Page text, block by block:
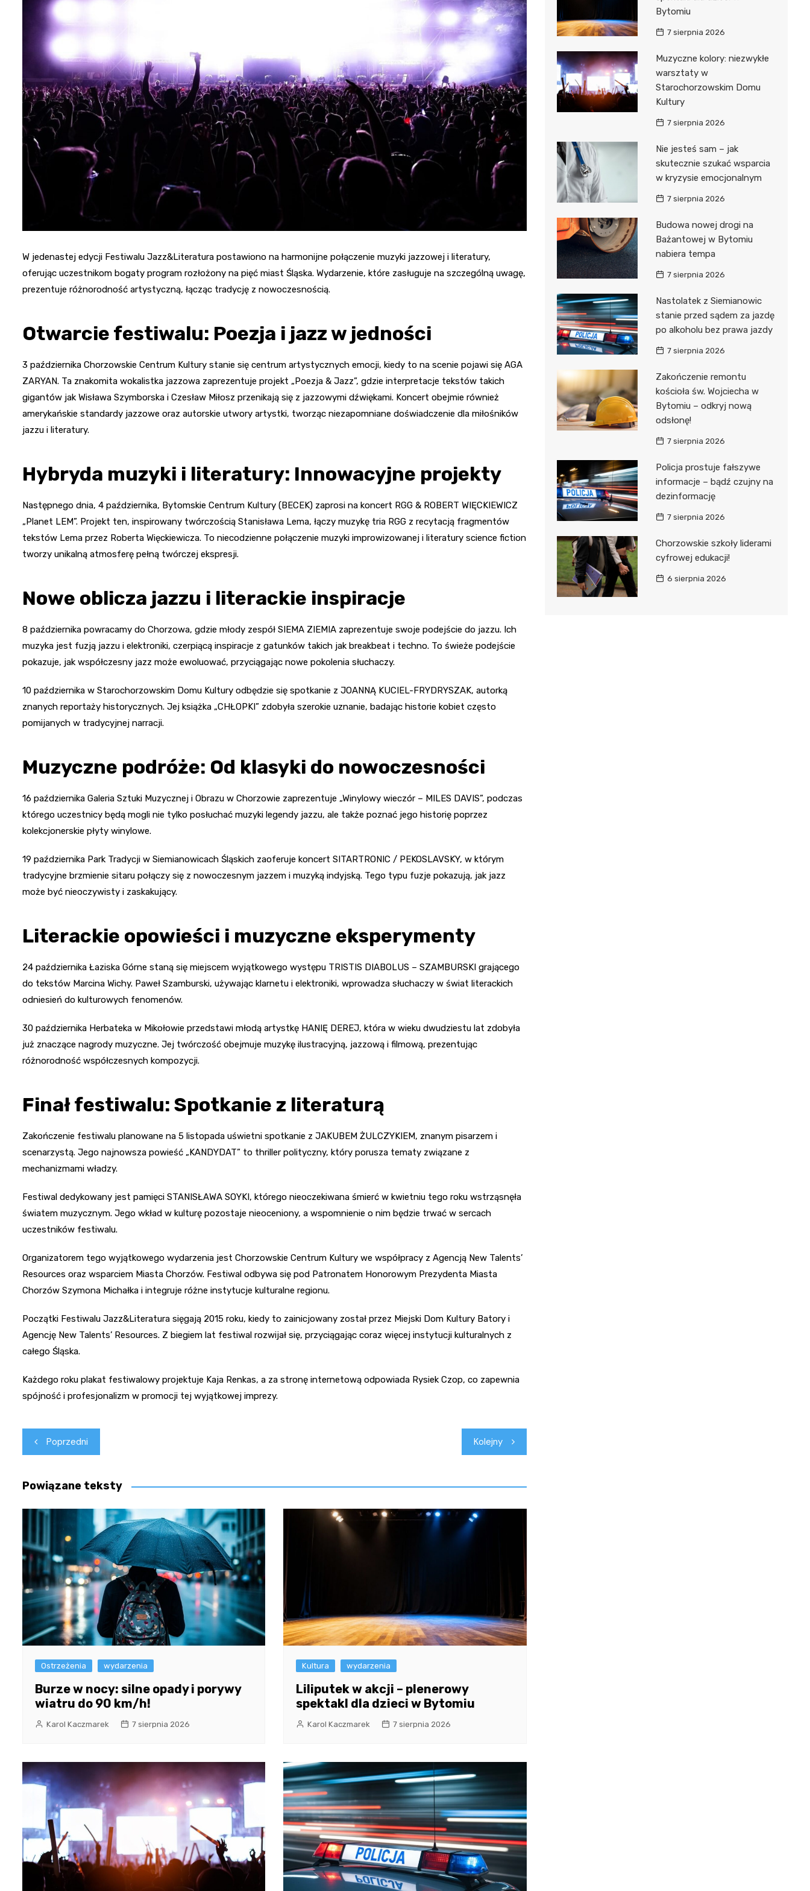
Fryzjer
Poczta
Kino
W jedenastej edycji Festiwalu Jazz&Literatura postawiono na harmonijne połączenie muzyki jazzowej i literatury,
oferując uczestnikom bogaty program rozłożony na pięć miast Śląska. Wydarzenie, które zasługuje na szczególną uwagę,
prezentuje różnorodność artystyczną, łącząc tradycję z nowoczesnością.
Otwarcie festiwalu: Poezja i jazz w jedności
3 października Chorzowskie Centrum Kultury stanie się centrum artystycznych emocji, kiedy to na scenie pojawi się AGA
ZARYAN. Ta znakomita wokalistka jazzowa zaprezentuje projekt „Poezja & Jazz”, gdzie interpretacje tekstów takich
gigantów jak Wisława Szymborska i Czesław Miłosz przenikają się z jazzowymi dźwiękami. Koncert obejmie również
amerykańskie standardy jazzowe oraz autorskie utwory artystki, tworząc niezapomniane doświadczenie dla miłośników
jazzu i literatury.
Hybryda muzyki i literatury: Innowacyjne projekty
Następnego dnia, 4 października, Bytomskie Centrum Kultury (BECEK) zaprosi na koncert RGG & ROBERT WIĘCKIEWICZ
„Planet LEM”. Projekt ten, inspirowany twórczością Stanisława Lema, łączy muzykę tria RGG z recytacją fragmentów
tekstów Lema przez Roberta Więckiewicza. To niecodzienne połączenie muzyki improwizowanej i literatury science fiction
tworzy unikalną atmosferę pełną twórczej ekspresji.
Nowe oblicza jazzu i literackie inspiracje
8 października powracamy do Chorzowa, gdzie młody zespół SIEMA ZIEMIA zaprezentuje swoje podejście do jazzu. Ich
muzyka jest fuzją jazzu i elektroniki, czerpiącą inspiracje z gatunków takich jak breakbeat i techno. To świeże podejście
pokazuje, jak współczesny jazz może ewoluować, przyciągając nowe pokolenia słuchaczy.
10 października w Starochorzowskim Domu Kultury odbędzie się spotkanie z JOANNĄ KUCIEL-FRYDRYSZAK, autorką
znanych reportaży historycznych. Jej książka „CHŁOPKI” zdobyła szerokie uznanie, badając historie kobiet często
pomijanych w tradycyjnej narracji.
Muzyczne podróże: Od klasyki do nowoczesności
16 października Galeria Sztuki Muzycznej i Obrazu w Chorzowie zaprezentuje „Winylowy wieczór – MILES DAVIS”, podczas
którego uczestnicy będą mogli nie tylko posłuchać muzyki legendy jazzu, ale także poznać jego historię poprzez
kolekcjonerskie płyty winylowe.
19 października Park Tradycji w Siemianowicach Śląskich zaoferuje koncert SITARTRONIC / PEKOSLAVSKY, w którym
tradycyjne brzmienie sitaru połączy się z nowoczesnym jazzem i muzyką indyjską. Tego typu fuzje pokazują, jak jazz
może być nieoczywisty i zaskakujący.
Literackie opowieści i muzyczne eksperymenty
24 października Łaziska Górne staną się miejscem wyjątkowego występu TRISTIS DIABOLUS – SZAMBURSKI grającego
do tekstów Marcina Wichy. Paweł Szamburski, używając klarnetu i elektroniki, wprowadza słuchaczy w świat literackich
odniesień do kulturowych fenomenów.
30 października Herbateka w Mikołowie przedstawi młodą artystkę HANIĘ DEREJ, która w wieku dwudziestu lat zdobyła
już znaczące nagrody muzyczne. Jej twórczość obejmuje muzykę ilustracyjną, jazzową i filmową, prezentując
różnorodność współczesnych kompozycji.
Finał festiwalu: Spotkanie z literaturą
Zakończenie festiwalu planowane na 5 listopada uświetni spotkanie z JAKUBEM ŻULCZYKIEM, znanym pisarzem i
scenarzystą. Jego najnowsza powieść „KANDYDAT” to thriller polityczny, który porusza tematy związane z
mechanizmami władzy.
Festiwal dedykowany jest pamięci STANISŁAWA SOYKI, którego nieoczekiwana śmierć w kwietniu tego roku wstrząsnęła
światem muzycznym. Jego wkład w kulturę pozostaje nieoceniony, a wspomnienie o nim będzie trwać w sercach
uczestników festiwalu.
Organizatorem tego wyjątkowego wydarzenia jest Chorzowskie Centrum Kultury we współpracy z Agencją New Talents’
Resources oraz wsparciem Miasta Chorzów. Festiwal odbywa się pod Patronatem Honorowym Prezydenta Miasta
Chorzów Szymona Michałka i integruje różne instytucje kulturalne regionu.
Początki Festiwalu Jazz&Literatura sięgają 2015 roku, kiedy to zainicjowany został przez Miejski Dom Kultury Batory i
Agencję New Talents’ Resources. Z biegiem lat festiwal rozwijał się, przyciągając coraz więcej instytucji kulturalnych z
całego Śląska.
Każdego roku plakat festiwalowy projektuje Kaja Renkas, a za stronę internetową odpowiada Rysiek Czop, co zapewnia
spójność i profesjonalizm w promocji tej wyjątkowej imprezy.
Nawigacja
wpisu
Poprzedni Kolejny
Powiązane teksty
Ostrzeżenia wydarzenia
Burze w nocy: silne opady i porywy
wiatru do 90 km/h!
Karol Kaczmarek 7 sierpnia 2026
Kultura wydarzenia
Liliputek w akcji – plenerowy
spektakl dla dzieci w Bytomiu
Karol Kaczmarek 7 sierpnia 2026
Bytomiu
7 sierpnia 2026
Muzyczne kolory: niezwykłe
warsztaty w
Starochorzowskim Domu
Kultury
7 sierpnia 2026
Nie jesteś sam – jak
skutecznie szukać wsparcia
w kryzysie emocjonalnym
7 sierpnia 2026
Budowa nowej drogi na
Bażantowej w Bytomiu
nabiera tempa
7 sierpnia 2026
Nastolatek z Siemianowic
stanie przed sądem za jazdę
po alkoholu bez prawa jazdy
7 sierpnia 2026
Zakończenie remontu
kościoła św. Wojciecha w
Bytomiu – odkryj nową
odsłonę!
7 sierpnia 2026
Policja prostuje fałszywe
informacje – bądź czujny na
dezinformację
7 sierpnia 2026
Chorzowskie szkoły liderami
cyfrowej edukacji!
6 sierpnia 2026